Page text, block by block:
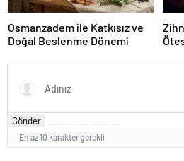
Osmanzadem ile Katkısız ve
Doğal Beslenme Dönemi
Gönder
En az 10 karakter gerekli